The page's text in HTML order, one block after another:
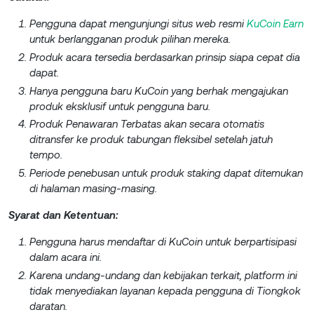
Pengguna dapat mengunjungi situs web resmiKuCoin Earn
untuk berlangganan produk pilihan mereka.
Produk acara tersedia berdasarkan prinsip siapa cepat dia
dapat.
Hanya pengguna baru KuCoin yang berhak mengajukan
produk eksklusif untuk pengguna baru.
Produk Penawaran Terbatas akan secara otomatis
ditransfer ke produk tabungan fleksibel setelah jatuh
tempo.
Periode penebusan untuk produk staking dapat ditemukan
di halaman masing-masing.
Syarat dan Ketentuan:
Pengguna harus mendaftar di KuCoin untuk berpartisipasi
dalam acara ini.
Karena undang-undang dan kebijakan terkait, platform ini
tidak menyediakan layanan kepada pengguna di Tiongkok
daratan.